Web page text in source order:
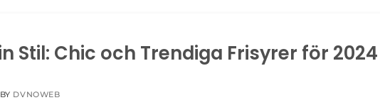
Stil: Chic och Trendiga Frisyrer för 2024
BY DVNOWEB